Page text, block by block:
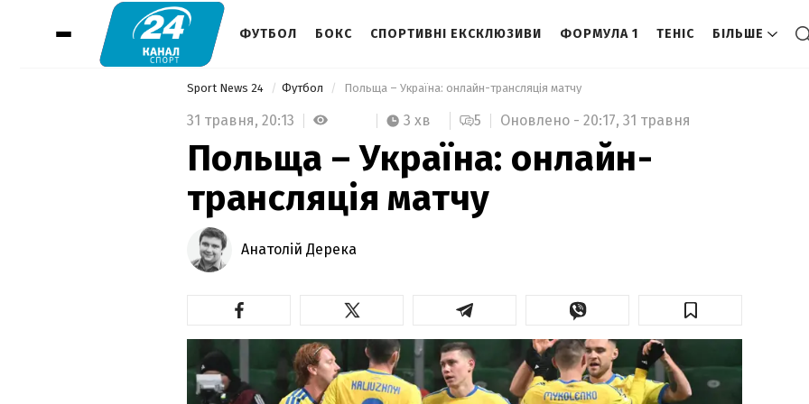
ФУТБОЛ БОКС СПОРТИВНІ ЕКСКЛЮЗИВИ ФОРМУЛА 1 ТЕНІС БІЛЬШЕ
Sport News 24 Футбол Польща – Україна: онлайн-трансляція матчу
31 травня, 20:13 3 хв 5 Оновлено - 20:17, 31 травня
Польща – Україна: онлайн-
трансляція матчу
Анатолій Дерека